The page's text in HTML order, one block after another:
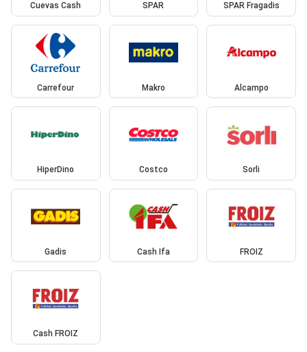
Cuevas Cash SPAR SPAR Fragadis
Carrefour Makro Alcampo
HiperDino Costco Sorli
Gadis Cash Ifa FROIZ
Cash FROIZ